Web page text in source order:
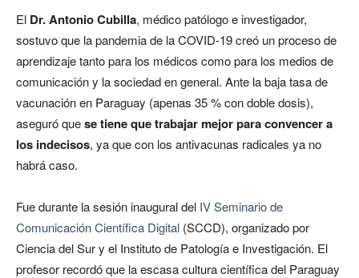
El Dr. Antonio Cubilla, médico patólogo e investigador,
sostuvo que la pandemia de la COVID-19 creó un proceso de
aprendizaje tanto para los médicos como para los medios de
comunicación y la sociedad en general. Ante la baja tasa de
vacunación en Paraguay (apenas 35 % con doble dosis),
aseguró quese tiene que trabajar mejor para convencer a
los indecisos, ya que con los antivacunas radicales ya no
habrá caso.
Fue durante la sesión inaugural del IV Seminario de
Comunicación Científica Digital (SCCD), organizado por
Ciencia del Sur y el Instituto de Patología e Investigación. El
profesor recordó que la escasa cultura científica del Paraguay